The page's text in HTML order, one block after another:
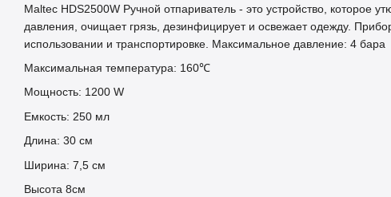
Maltec HDS2500W Ручной отпариватель - это устройство, которое
давления, очищает грязь, дезинфицирует и освежает одежду.
использовании и транспортировке. Максимальное давление: 4 бара
Максимальная температура: 160℃
Мощность: 1200 W
Емкость: 250 мл
Длина: 30 см
Ширина: 7,5 см
Высота 8см